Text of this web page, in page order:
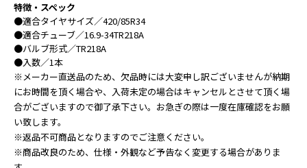
特徴・スペック
●適合タイヤサイズ／420/85R34
●適合チューブ／16.9-34TR218A
●バルブ形式／TR218A
●入数／1本
※メーカー直送品のため、欠品時には大変申し訳ございませんが納期
にお時間を頂く場合や、入荷未定の場合はキャンセルとさせて頂く場
合がございますので御了承下さい。お急ぎの際は一度在庫確認をお願
い致します。
※返品不可商品となりますのでご注意ください。
※商品改良のため、仕様・外観など予告なく変更する場合がありま